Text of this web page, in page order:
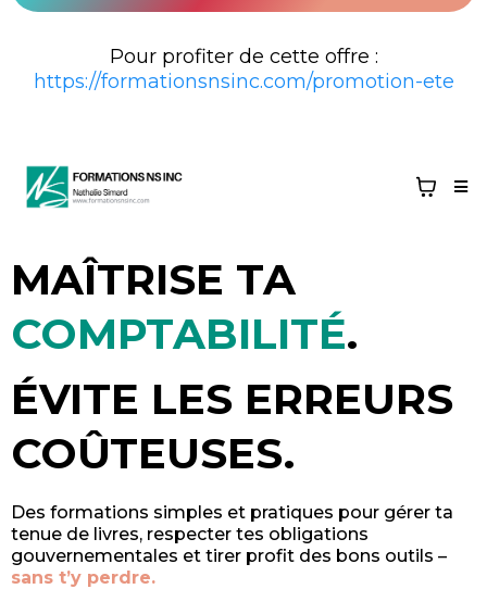
Pour profiter de cette offre :
https://formationsnsinc.com/promotion-ete
MAÎTRISE TA
COMPTABILITÉ.
ÉVITE LES ERREURS
COÛTEUSES.
Des formations simples et pratiques pour gérer ta
tenue de livres, respecter tes obligations
gouvernementales et tirer profit des bons outils –
sans t’y perdre.